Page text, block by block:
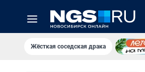
Жёсткая соседская драка